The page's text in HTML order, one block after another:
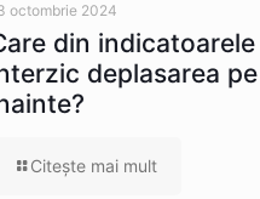
octombrie 2024
din
deplasarea
Citeşte mai mult